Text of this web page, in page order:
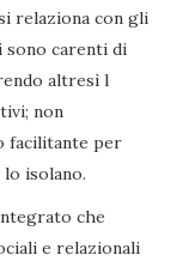
relaziona con gli
carenti di
altresì l
non
facilitante per
isolano.
che
e relazionali